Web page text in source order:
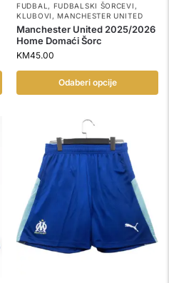
FUDBAL , FUDBALSKI ŠORCEVI ,
KLUBOVI ,MANCHESTER UNITED
Manchester United 2025/2026
Home Domaći Šorc
KM45.00
Odaberi opcije